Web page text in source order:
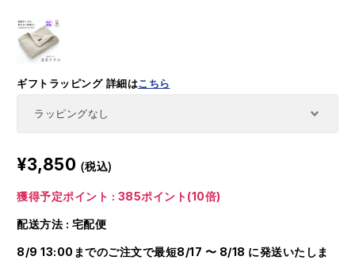
ギフトラッピング 詳細はこちら
¥3,850 (税込)
獲得予定ポイント : 385ポイント(10倍)
配送方法 : 宅配便
8/9 13:00までのご注文で最短8/17 〜 8/18 に発送いたしま